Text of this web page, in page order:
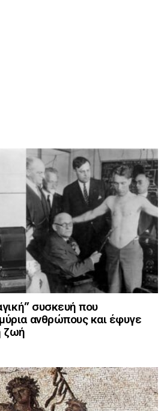
συσκευή που
ανθρώπους και έφυγε
ζωή